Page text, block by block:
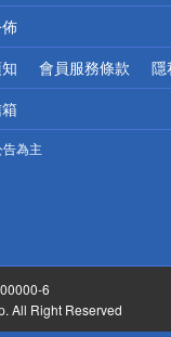
會員服務條款 隱
為主
6
All Right Reserved